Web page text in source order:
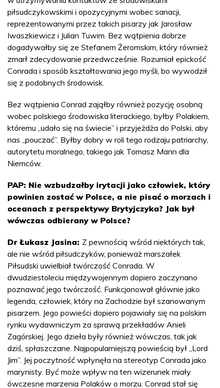
piłsudczykowskimi i opozycyjnymi wobec sanacji,
reprezentowanymi przez takich pisarzy jak Jarosław
Iwaszkiewicz i Julian Tuwim. Bez wątpienia dobrze
dogadywałby się ze Stefanem Żeromskim, który również
zmarł zdecydowanie przedwcześnie. Rozumiał epickość
Conrada i sposób kształtowania jego myśli, bo wywodził
się z podobnych środowisk.
Bez wątpienia Conrad zająłby również pozycję osobną
wobec polskiego środowiska literackiego, byłby Polakiem,
któremu „udało się na świecie” i przyjeżdża do Polski, aby
nas „pouczać”. Byłby dobry w roli tego rodzaju patriarchy,
autorytetu moralnego, takiego jak Tomasz Mann dla
Niemców.
PAP: Nie wzbudzałby irytacji jako człowiek, który
powinien zostać w Polsce, a nie pisać o morzach i
oceanach z perspektywy Brytyjczyka? Jak był
wówczas odbierany w Polsce?
Dr Łukasz Jasina: Z pewnością wśród niektórych tak,
ale nie wśród piłsudczyków, ponieważ marszałek
Piłsudski uwielbiał twórczość Conrada. W
dwudziestoleciu międzywojennym dopiero zaczynano
poznawać jego twórczość. Funkcjonował głównie jako
legenda, człowiek, który na Zachodzie był szanowanym
pisarzem. Jego powieści dopiero pojawiały się na polskim
rynku wydawniczym za sprawą przekładów Anieli
Zagórskiej. Jego dzieła były również wówczas, tak jak
dziś, spłaszczane. Najpopularniejszą powieścią był „Lord
Jim”. Jej poczytność wpłynęła na stereotyp Conrada jako
marynisty. Być może wpływ na ten wizerunek miały
ówczesne marzenia Polaków o morzu. Conrad stał się